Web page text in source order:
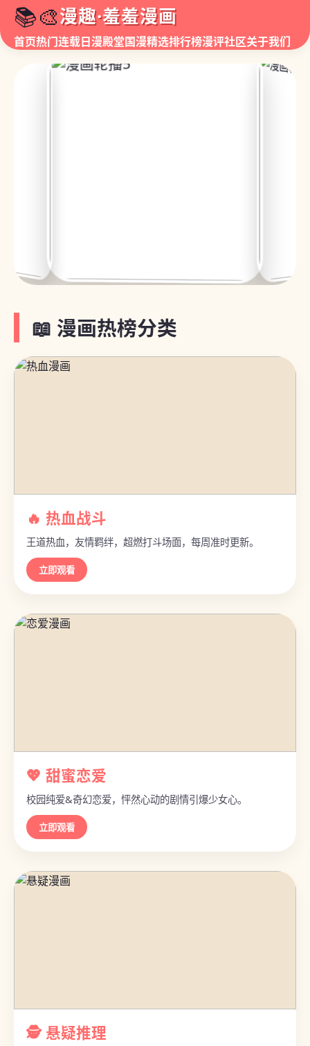
📚🎨漫趣·羞羞漫画
首页热门连载日漫殿堂国漫精选排行榜漫评社区关于我们
📖 漫画热榜分类
🔥 热血战斗
王道热血，友情羁绊，超燃打斗场面，每周准时更新。
立即观看
💖 甜蜜恋爱
校园纯爱&奇幻恋爱，怦然心动的剧情引爆少女心。
立即观看
🕵️ 悬疑推理